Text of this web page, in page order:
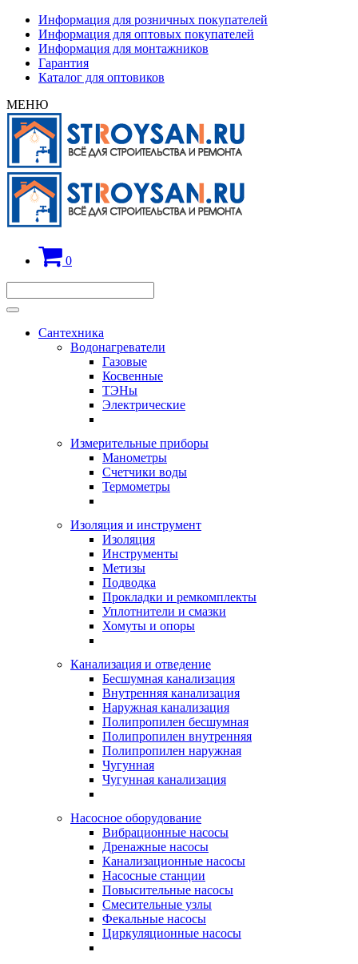
Информация для розничных покупателей
Информация для оптовых покупателей
Информация для монтажников
Гарантия
Каталог для оптовиков
МЕНЮ
0
Сантехника
Водонагреватели
Газовые
Косвенные
ТЭНы
Электрические
Измерительные приборы
Манометры
Счетчики воды
Термометры
Изоляция и инструмент
Изоляция
Инструменты
Метизы
Подводка
Прокладки и ремкомплекты
Уплотнители и смазки
Хомуты и опоры
Канализация и отведение
Бесшумная канализация
Внутренняя канализация
Наружная канализация
Полипропилен бесшумная
Полипропилен внутренняя
Полипропилен наружная
Чугунная
Чугунная канализация
Насосное оборудование
Вибрационные насосы
Дренажные насосы
Канализационные насосы
Насосные станции
Повысительные насосы
Смесительные узлы
Фекальные насосы
Циркуляционные насосы